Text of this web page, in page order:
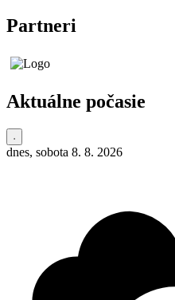
Partneri
Aktuálne počasie
dnes, sobota 8. 8. 2026